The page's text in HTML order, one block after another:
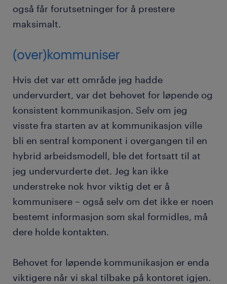
også får forutsetninger for å prestere
maksimalt.
(over)kommuniser
Hvis det var ett område jeg hadde
undervurdert, var det behovet for løpende og
konsistent kommunikasjon. Selv om jeg
visste fra starten av at kommunikasjon ville
bli en sentral komponent i overgangen til en
hybrid arbeidsmodell, ble det fortsatt til at
jeg undervurderte det. Jeg kan ikke
understreke nok hvor viktig det er å
kommunisere – også selv om det ikke er noen
bestemt informasjon som skal formidles, må
dere holde kontakten.
Behovet for løpende kommunikasjon er enda
viktigere når vi skal tilbake på kontoret igjen.